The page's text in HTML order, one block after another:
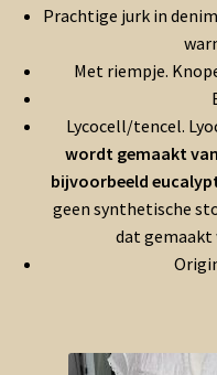
Prachtige jurk in
Met riempje.
Lycocell/tencel.
wordt gemaakt
bijvoorbeeld
geen synthetische
dat gemaakt